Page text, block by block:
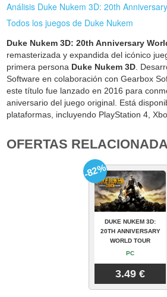
Análisis Duke Nukem 3D: 20th
Todos los juegos de Duke Nukem
Duke Nukem 3D: 20th Anniversary
remasterizada y expandida del icónico
primera persona Duke Nukem 3D.
Software en colaboración con Gearbox
este título fue lanzado en 2016 para
aniversario del juego original. Está
plataformas, incluyendo PlayStation 4,
OFERTAS
DUKE NUKEM 3D:
20TH ANNIVERSARY
WORLD TOUR
PC
3.49 €
-82%